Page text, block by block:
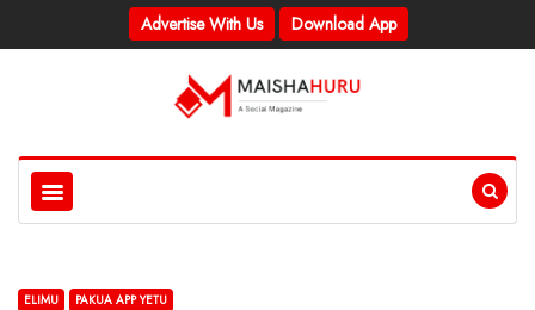
Advertise With Us Download App
ELIMU PAKUA APP YETU